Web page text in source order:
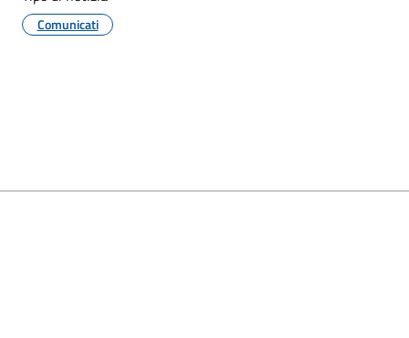
Comunicati